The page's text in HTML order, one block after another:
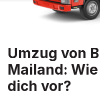
Umzug von
Mailand:
dich vor?